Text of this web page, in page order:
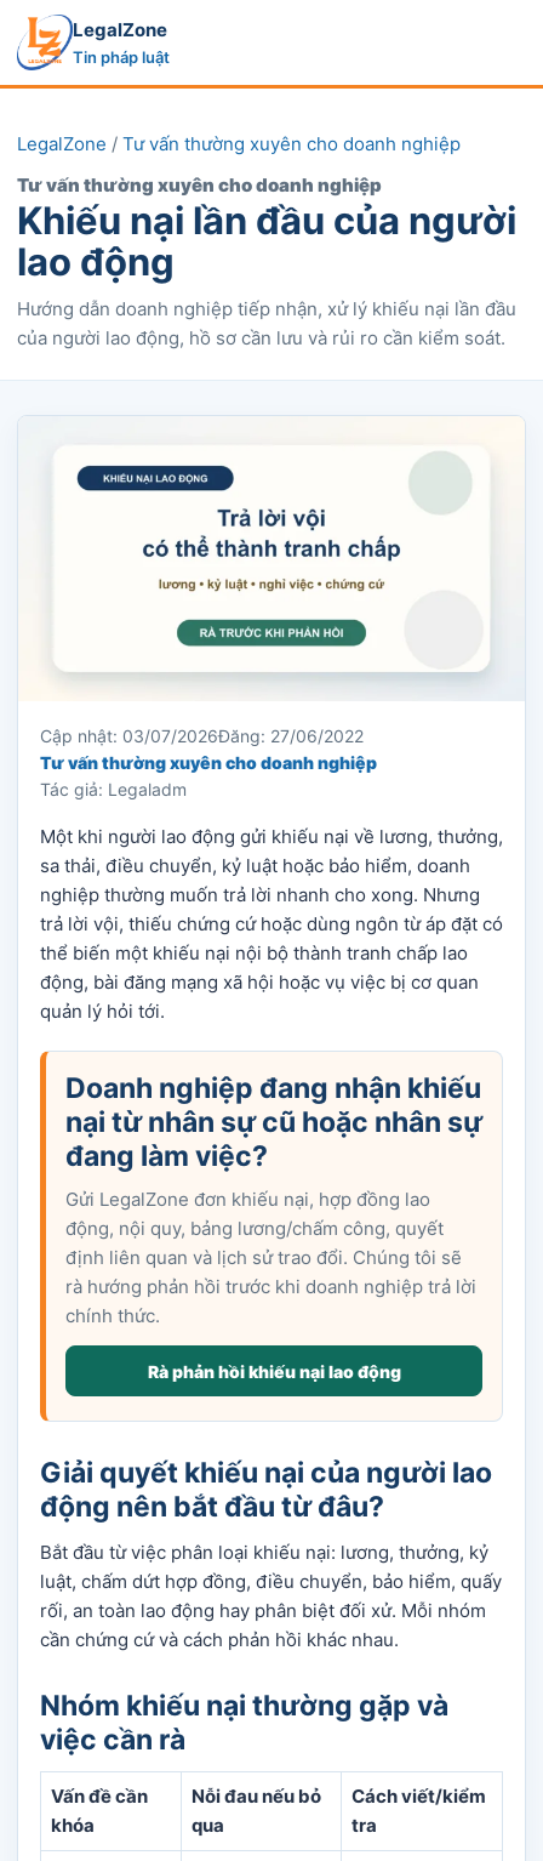
LegalZone
Tin pháp luật
LegalZone / Tư vấn thường xuyên cho doanh nghiệp
Tư vấn thường xuyên cho doanh nghiệp
Khiếu nại lần đầu của người
lao động
Hướng dẫn doanh nghiệp tiếp nhận, xử lý khiếu nại lần đầu
của người lao động, hồ sơ cần lưu và rủi ro cần kiểm soát.
Cập nhật: 03/07/2026Đăng: 27/06/2022
Tư vấn thường xuyên cho doanh nghiệp
Tác giả: Legaladm
Một khi người lao động gửi khiếu nại về lương, thưởng,
sa thải, điều chuyển, kỷ luật hoặc bảo hiểm, doanh
nghiệp thường muốn trả lời nhanh cho xong. Nhưng
trả lời vội, thiếu chứng cứ hoặc dùng ngôn từ áp đặt có
thể biến một khiếu nại nội bộ thành tranh chấp lao
động, bài đăng mạng xã hội hoặc vụ việc bị cơ quan
quản lý hỏi tới.
Doanh nghiệp đang nhận khiếu
nại từ nhân sự cũ hoặc nhân sự
đang làm việc?
Gửi LegalZone đơn khiếu nại, hợp đồng lao
động, nội quy, bảng lương/chấm công, quyết
định liên quan và lịch sử trao đổi. Chúng tôi sẽ
rà hướng phản hồi trước khi doanh nghiệp trả lời
chính thức.
Rà phản hồi khiếu nại lao động
Giải quyết khiếu nại của người lao
động nên bắt đầu từ đâu?
Bắt đầu từ việc phân loại khiếu nại: lương, thưởng, kỷ
luật, chấm dứt hợp đồng, điều chuyển, bảo hiểm, quấy
rối, an toàn lao động hay phân biệt đối xử. Mỗi nhóm
cần chứng cứ và cách phản hồi khác nhau.
Nhóm khiếu nại thường gặp và
việc cần rà
Vấn đề cần
khóa
Nỗi đau nếu bỏ
qua
Cách viết/kiểm
tra